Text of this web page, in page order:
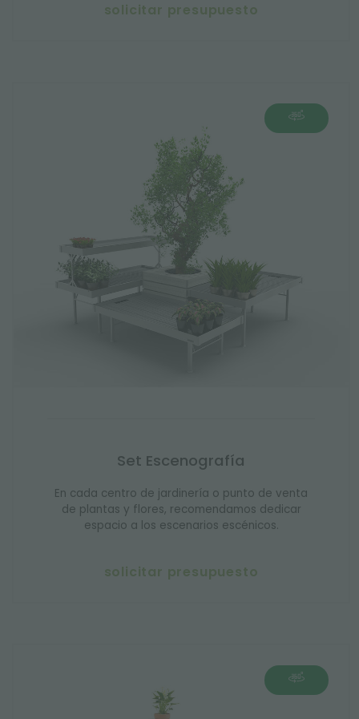
solicitar presupuesto
Set Escenografía
En cada centro de jardinería o punto de venta
de plantas y flores, recomendamos dedicar
espacio a los escenarios escénicos.
solicitar presupuesto